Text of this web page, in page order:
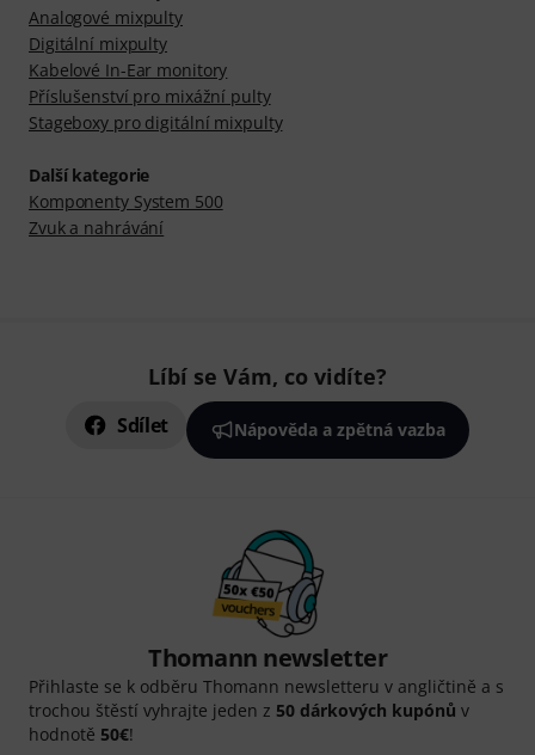
Analogové mixpulty
Digitální mixpulty
Kabelové In-Ear monitory
Příslušenství pro mixážní pulty
Stageboxy pro digitální mixpulty
Další kategorie
Komponenty System 500
Zvuk a nahrávání
Líbí se Vám, co vidíte?
Sdílet Nápověda a zpětná vazba
Thomann newsletter
Přihlaste se k odběru Thomann newsletteru v angličtině a s
trochou štěstí vyhrajte jeden z 50 dárkových kupónů v
hodnotě 50€!